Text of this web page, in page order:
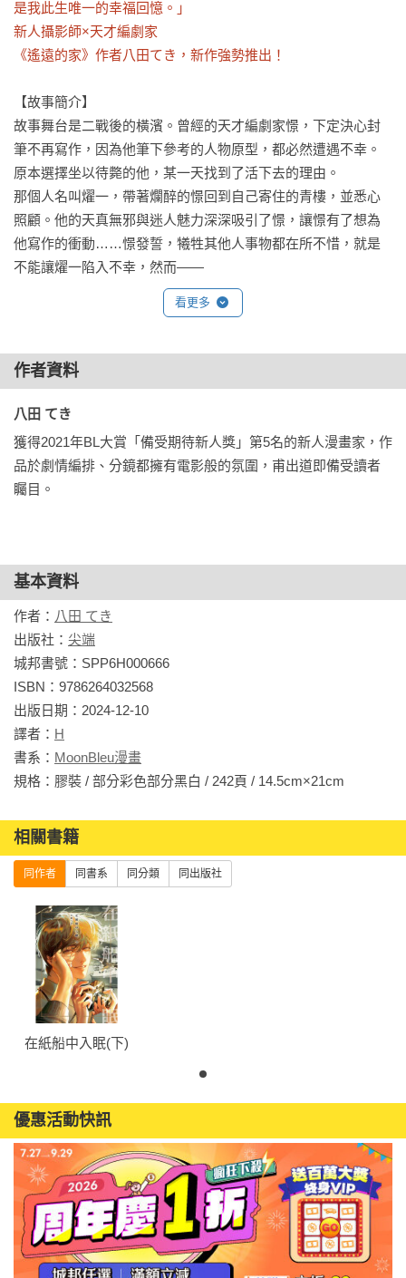
是我此生唯一的幸福回憶。」
新人攝影師×天才編劇家
《遙遠的家》作者八田てき，新作強勢推出！
【故事簡介】
故事舞台是二戰後的橫濱。曾經的天才編劇家憬，下定決心封
筆不再寫作，因為他筆下參考的人物原型，都必然遭遇不幸。
原本選擇坐以待斃的他，某一天找到了活下去的理由。
那個人名叫燿一，帶著爛醉的憬回到自己寄住的青樓，並悉心
照顧。他的天真無邪與迷人魅力深深吸引了憬，讓憬有了想為
他寫作的衝動……憬發誓，犧牲其他人事物都在所不惜，就是
看更多
作者資料
八田 てき
獲得2021年BL大賞「備受期待新人獎」第5名的新人漫畫家，作
品於劇情編排、分鏡都擁有電影般的氛圍，甫出道即備受讀者
矚目。
基本資料
作者： 八田 てき
出版社： 尖端
城邦書號：SPP6H000666
ISBN：9786264032568
出版日期：2024-12-10
譯者： H
書系： MoonBleu漫畫
相關書籍
同作者 同書系 同分類 同出版社
在紙船中入眠(下)
優惠活動快訊